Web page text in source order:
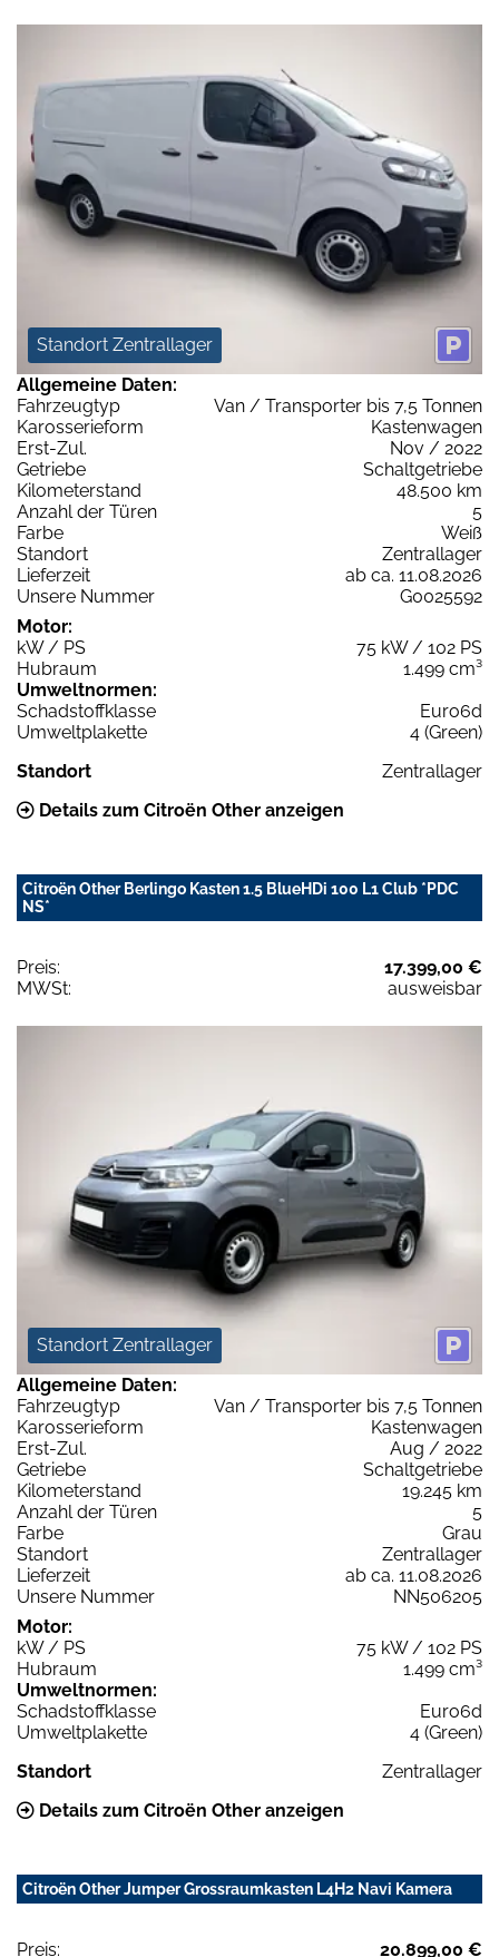
Standort Zentrallager
Allgemeine Daten:
Fahrzeugtyp
Van / Transporter bis 7,5 Tonnen
Karosserieform
Kastenwagen
Erst-Zul.
Nov / 2022
Getriebe
Schaltgetriebe
Kilometerstand
48.500 km
Anzahl der Türen
5
Farbe
Weiß
Standort
Zentrallager
Lieferzeit
ab ca. 11.08.2026
Unsere Nummer
G0025592
Motor:
kW / PS
75 kW / 102 PS
Hubraum
1.499 cm³
Umweltnormen:
Schadstoffklasse
Euro6d
Umweltplakette
4 (Green)
Standort
Zentrallager
Details zum Citroën Other anzeigen
Citroën Other Berlingo Kasten 1.5 BlueHDi 100 L1 Club *PDC
NS*
Preis:
17.399,00 €
MWSt:
ausweisbar
Standort Zentrallager
Allgemeine Daten:
Fahrzeugtyp
Van / Transporter bis 7,5 Tonnen
Karosserieform
Kastenwagen
Erst-Zul.
Aug / 2022
Getriebe
Schaltgetriebe
Kilometerstand
19.245 km
Anzahl der Türen
5
Farbe
Grau
Standort
Zentrallager
Lieferzeit
ab ca. 11.08.2026
Unsere Nummer
NN506205
Motor:
kW / PS
75 kW / 102 PS
Hubraum
1.499 cm³
Umweltnormen:
Schadstoffklasse
Euro6d
Umweltplakette
4 (Green)
Standort
Zentrallager
Details zum Citroën Other anzeigen
Citroën Other Jumper Grossraumkasten L4H2 Navi Kamera
Preis: 20.899,00 €